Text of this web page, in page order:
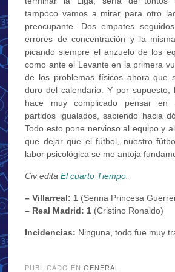
tampoco vamos a mirar para otro
preocupante. Dos empates
errores de concentración y la
picando siempre el anzuelo de los
como ante el Levante en la primera
de los problemas físicos ahora que
duro del calendario. Y por supuesto,
hace muy complicado pensar en
partidos igualados, sabiendo hacia
Todo esto pone nervioso al equipo y
que dejar que el fútbol, nuestro
labor psicológica se me antoja
Civ edita El cuarto Tiempo
– Villarreal: 1 (Senna Princesa
– Real Madrid: 1 (Cristino Ronaldo)
Incidencias: Ninguna, todo fue muy
PUBLICADO EN GENERAL